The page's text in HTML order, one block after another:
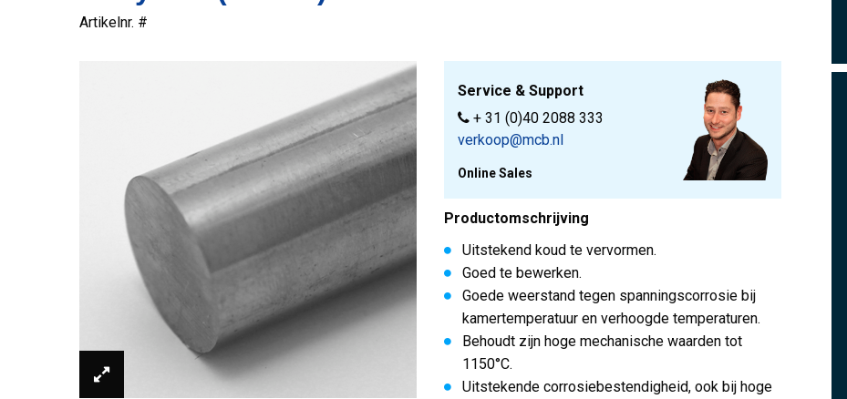
Artikelnr. #
Service & Support
+ 31 (0)40 2088 333
verkoop@mcb.nl
Online Sales
Productomschrijving
Uitstekend koud te vervormen.
Goed te bewerken.
Goede weerstand tegen spanningscorrosie bij
kamertemperatuur en verhoogde temperaturen.
Behoudt zijn hoge mechanische waarden tot
1150°C.
Uitstekende corrosiebestendigheid, ook bij hoge